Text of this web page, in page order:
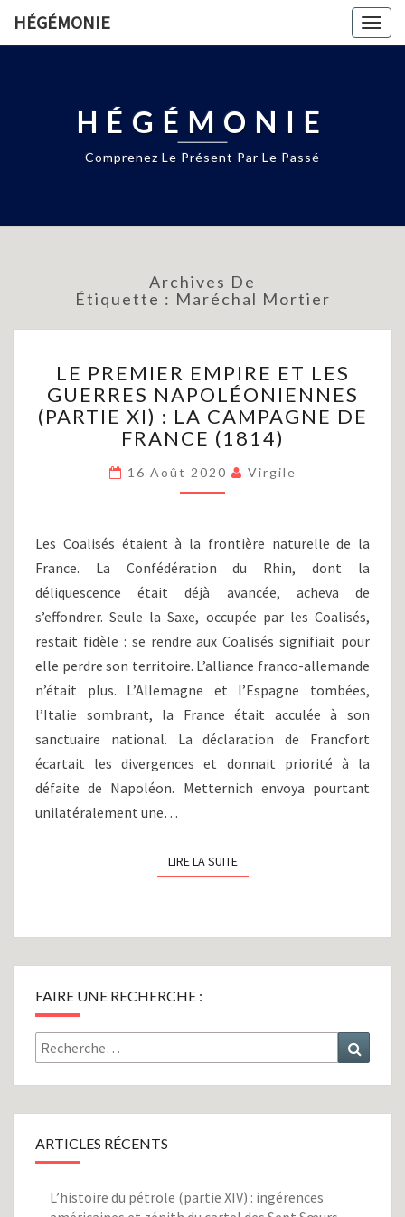
HÉGÉMONIE
HÉGÉMONIE
Comprenez Le Présent Par Le Passé
Archives De
Étiquette : Maréchal Mortier
PREMIER
EMPIRE
ET
LES
GUERRES
NAPOLÉONIENNES
(PARTIE
LA
CAMPAGNE
DE
FRANCE
(1814)
LE PREMIER EMPIRE ET LES
GUERRES NAPOLÉONIENNES
(PARTIE XI) : LA CAMPAGNE DE
FRANCE (1814)
16 Août 2020 Virgile
Les Coalisés étaient à la frontière naturelle de la
France. La Confédération du Rhin, dont la
déliquescence était déjà avancée, acheva de
s’effondrer. Seule la Saxe, occupée par les Coalisés,
restait fidèle : se rendre aux Coalisés signifiait pour
elle perdre son territoire. L’alliance franco-allemande
n’était plus. L’Allemagne et l’Espagne tombées,
l’Italie sombrant, la France était acculée à son
sanctuaire national. La déclaration de Francfort
écartait les divergences et donnait priorité à la
défaite de Napoléon. Metternich envoya pourtant
unilatéralement une…
LIRE LA SUITELIRE LA SUITE
FAIRE UNE RECHERCHE :
Rechercher :
ARTICLES RÉCENTS
L’histoire du pétrole (partie XIV) : ingérences